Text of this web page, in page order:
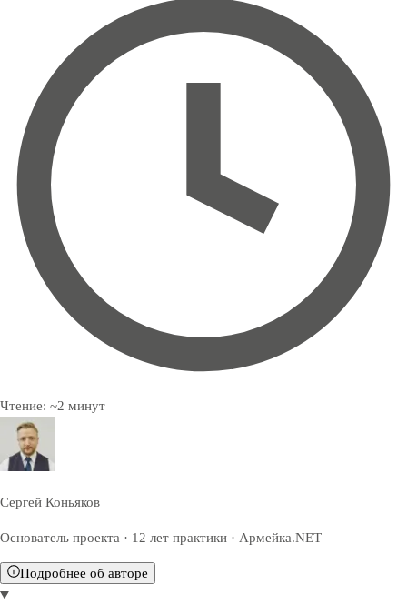
Чтение: ~2 минут
Сергей Коньяков
Основатель проекта · 12 лет практики · Армейка.NET
Подробнее об авторе